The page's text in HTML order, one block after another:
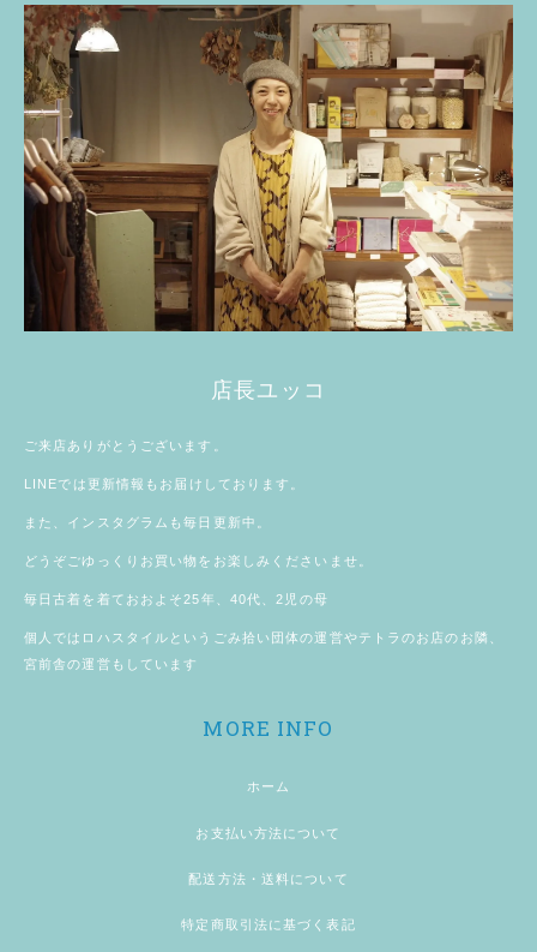
店長ユッコ
ご来店ありがとうございます。
LINEでは更新情報もお届けしております。
また、 インスタグラム も毎日更新中。
どうぞごゆっくりお買い物をお楽しみくださいませ。
毎日古着を着ておおよそ25年、40代、2児の母
個人では ロハスタイル というごみ拾い団体の運営やテトラのお店のお隣、
宮前舎の運営もしています
MORE INFO
ホーム
お支払い方法について
配送方法・送料について
特定商取引法に基づく表記